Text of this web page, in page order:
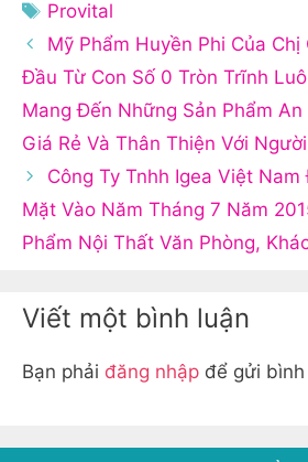
Thẻ
Provital
Mỹ Phẩm Huyền Phi Của
Đầu Từ Con Số 0 Tròn Trĩnh
Mang Đến Những Sản Phẩm An
Giá Rẻ Và Thân Thiện Với
Công Ty Tnhh Igea Việt
Mặt Vào Năm Tháng 7 Năm
Phẩm Nội Thất Văn Phòng,
Viết một bình luận
Bạn phải đăng nhập để gửi bình